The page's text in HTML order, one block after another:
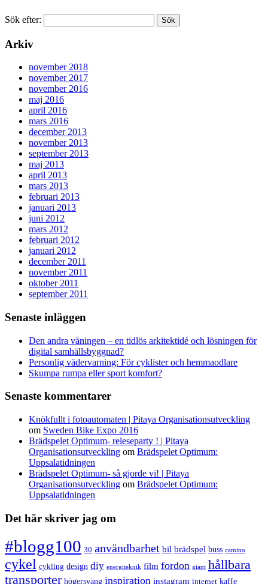
Sök efter:
Arkiv
november 2018
november 2017
november 2016
maj 2016
april 2016
mars 2016
december 2013
november 2013
september 2013
maj 2013
april 2013
mars 2013
februari 2013
januari 2013
juni 2012
mars 2012
februari 2012
januari 2012
december 2011
november 2011
oktober 2011
september 2011
Senaste inläggen
Den andra våningen – en tidlös arkitektidé och lösningen för
digital samhällsbyggnad?
Personlig vädervarning: För cyklister och hemmaodlare
Skumpa rumpa eller sport komfort?
Senaste kommentarer
Knökfullt i fotoautomaten | Pitaya Organisationsutveckling
om Sweden Bike Expo 2016
Brädspelet Optimum- releseparty ! | Pitaya
Organisationsutveckling om Brädspelet Optimum:
Uppsalatidningen
Brädspelet Optimum- så gjorde vi! | Pitaya
Organisationsutveckling om Brädspelet Optimum:
Uppsalatidningen
Det här skriver jag om
#blogg100 30 användbarhet bil brädspel buss camino
cykel cykling design diy energiteknik film fordon giant hållbara
transporter högersväng inspiration instagram internet kaffe